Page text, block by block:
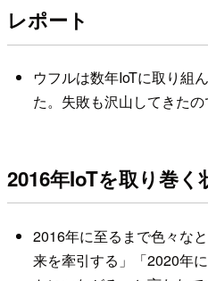
レポート
ウフルは数年IoTに取り組
た。失敗も沢山してきたの
2016年IoTを取り巻く
2016年に至るまで色々な
来を牽引する」「2020年